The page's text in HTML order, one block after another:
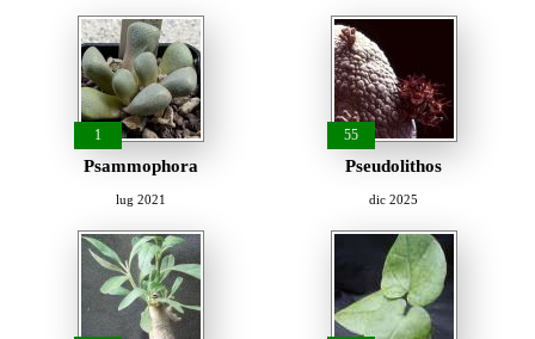
1
Psammophora
lug 2021
55
Pseudolithos
dic 2025